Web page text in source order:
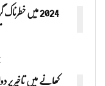
کھانے میں تاخیر پر